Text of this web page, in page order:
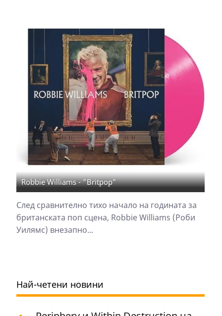
Robbie Williams - "Britpop"
След сравнително тихо начало на годината за
британската поп сцена, Robbie Williams (Роби
Уилямс) внезапно...
Най-четени новини